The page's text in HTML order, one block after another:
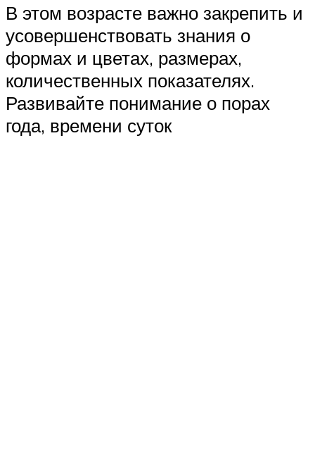
В этом возрасте важно закрепить и
усовершенствовать знания о
формах и цветах, размерах,
количественных показателях.
Развивайте понимание о порах
года, времени суток